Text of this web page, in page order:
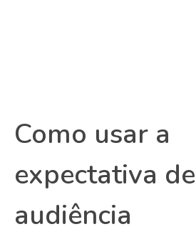
Como usar a
expectativa de
audiência